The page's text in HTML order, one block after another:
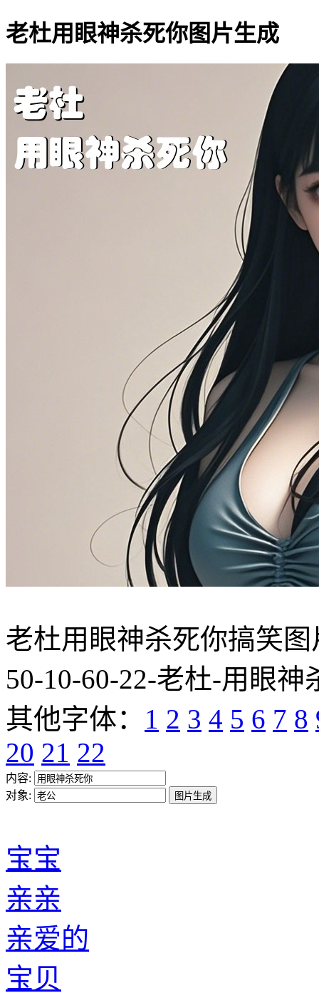
老杜用眼神杀死你图片生成
老杜用眼神杀死你搞笑图
50-10-60-22-老杜-用眼神
其他字体： 1 2 3 4 5 6 7 8
20 21 22
内容:
对象:
宝宝
亲亲
亲爱的
宝贝